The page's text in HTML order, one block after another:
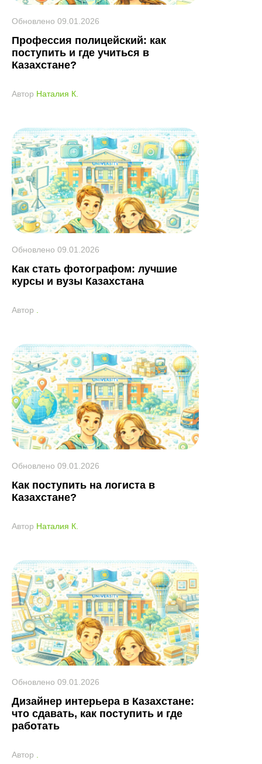
Обновлено 09.01.2026
Профессия полицейский: как
поступить и где учиться в
Казахстане?
Автор Наталия К.
Обновлено 09.01.2026
Как стать фотографом: лучшие
курсы и вузы Казахстана
Автор
Обновлено 09.01.2026
Как поступить на логиста в
Казахстане?
Автор Наталия К.
Обновлено 09.01.2026
Дизайнер интерьера в Казахстане:
что сдавать, как поступить и где
работать
Автор